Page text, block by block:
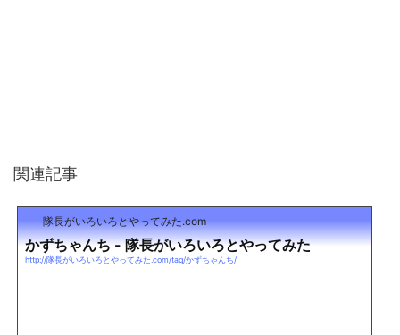
関連記事
隊長がいろいろとやってみた.com
かずちゃんち - 隊長がいろいろとやってみた
http://隊長がいろいろとやってみた.com/tag/かずちゃんち/